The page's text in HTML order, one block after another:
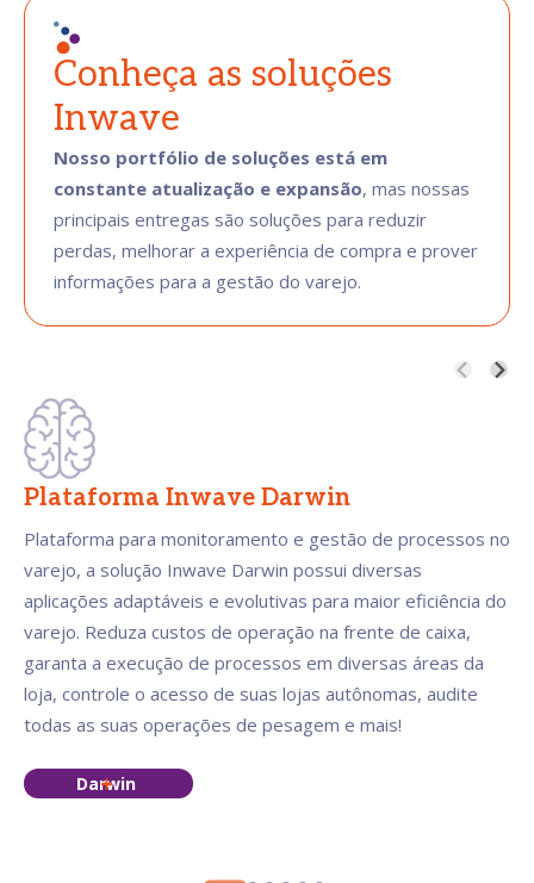
Conheça as soluções
Inwave
Nosso portfólio de soluções está em
constante atualização e expansão, mas nossas
principais entregas são soluções para reduzir
perdas, melhorar a experiência de compra e prover
informações para a gestão do varejo.
Plataforma Inwave Darwin
Plataforma para monitoramento e gestão de processos no
varejo, a solução Inwave Darwin possui diversas
aplicações adaptáveis e evolutivas para maior eficiência do
varejo. Reduza custos de operação na frente de caixa,
garanta a execução de processos em diversas áreas da
loja, controle o acesso de suas lojas autônomas, audite
todas as suas operações de pesagem e mais!
Darwin